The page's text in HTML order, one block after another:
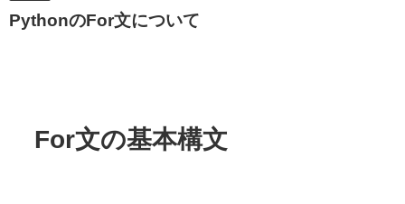
PythonのFor文について
For文の基本構文